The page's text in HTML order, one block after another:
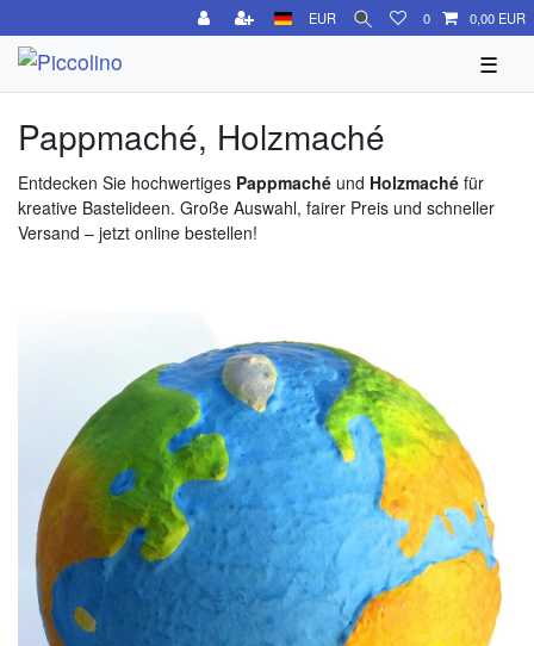
EUR 0 0,00 EUR
☰
Pappmaché, Holzmaché
Entdecken Sie hochwertiges Pappmaché und Holzmaché für
kreative Bastelideen. Große Auswahl, fairer Preis und schneller
Versand – jetzt online bestellen!